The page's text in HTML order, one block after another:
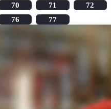
70 71
72
76 77